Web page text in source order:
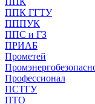
ППК ГГТУ
ПППУК
ППС и ГЗ
ПРИАБ
Прометей
Профессионал
ПСТГУ
ПТО